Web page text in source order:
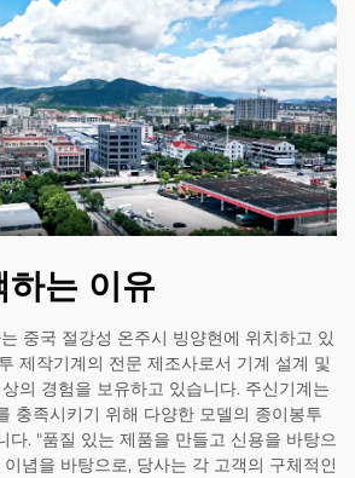
하는 이유
중국 절강성 온주시 빙양현에 위치하고 있
제작기계의 전문 제조사로서 기계 설계 및
의 경험을 보유하고 있습니다. 주신기계는
충족시키기 위해 다양한 모델의 종이봉투
다. "품질 있는 제품을 만들고 신용을 바탕으
념을 바탕으로, 당사는 각 고객의 구체적인